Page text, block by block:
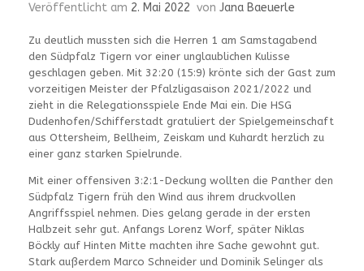
Veröffentlicht am 2. Mai 2022 von Jana Baeuerle
Zu deutlich mussten sich die Herren 1 am Samstagabend
den Südpfalz Tigern vor einer unglaublichen Kulisse
geschlagen geben. Mit 32:20 (15:9) krönte sich der Gast zum
vorzeitigen Meister der Pfalzligasaison 2021/2022 und
zieht in die Relegationsspiele Ende Mai ein. Die HSG
Dudenhofen/Schifferstadt gratuliert der Spielgemeinschaft
aus Ottersheim, Bellheim, Zeiskam und Kuhardt herzlich zu
einer ganz starken Spielrunde.
Mit einer offensiven 3:2:1-Deckung wollten die Panther den
Südpfalz Tigern früh den Wind aus ihrem druckvollen
Angriffsspiel nehmen. Dies gelang gerade in der ersten
Halbzeit sehr gut. Anfangs Lorenz Worf, später Niklas
Böckly auf Hinten Mitte machten ihre Sache gewohnt gut.
Stark außerdem Marco Schneider und Dominik Selinger als